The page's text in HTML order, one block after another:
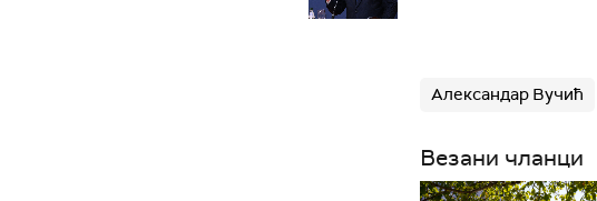
Александар Вучић
Везани чланци